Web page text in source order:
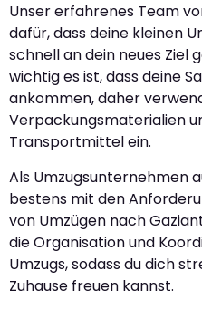
Unser erfahrenes Team
dafür, dass deine kleinen
schnell an dein neues Ziel
wichtig es ist, dass deine
ankommen, daher
Verpackungsmaterialien
Transportmittel ein.
Als Umzugsunternehmen
bestens mit den
von Umzügen nach
die Organisation und
Umzugs, sodass du dich
Zuhause freuen kannst.